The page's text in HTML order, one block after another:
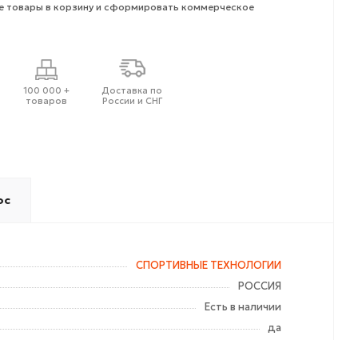
в корзину и сформировать коммерческое
100 000 +
товаров
Доставка по
России и СНГ
СПОРТИВНЫЕ ТЕХНОЛОГИИ
РОССИЯ
Есть в наличии
да